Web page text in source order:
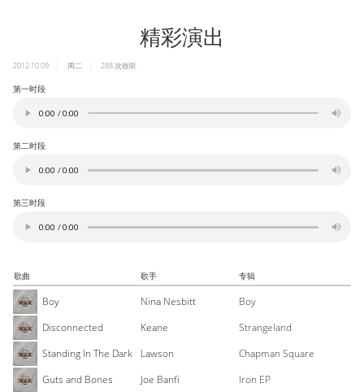
精彩演出
2012.10.09 周二 288次收听
第一时段
第二时段
第三时段
歌曲 歌手 专辑
Boy Nina Nesbitt
Boy
Disconnected
Keane
Strangeland
Standing In The Dark
Lawson
Chapman Square
Guts and Bones
Joe Banfi
Iron EP